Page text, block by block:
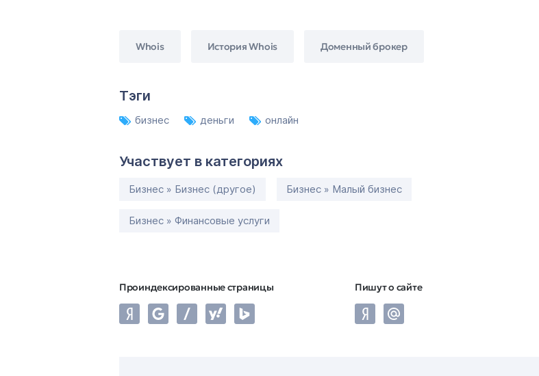
Whois История Whois Доменный брокер
Тэги
бизнес деньги онлайн
Участвует в категориях
Бизнес » Бизнес (другое) Бизнес » Малый бизнес
Бизнес » Финансовые услуги
Проиндексированные страницы Пишут о сайте